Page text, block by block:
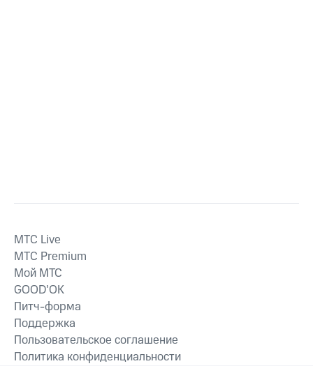
MTС Live
MTС Premium
Мой МТС
GOOD’OK
Питч-форма
Поддержка
Пользовательское соглашение
Политика конфиденциальности